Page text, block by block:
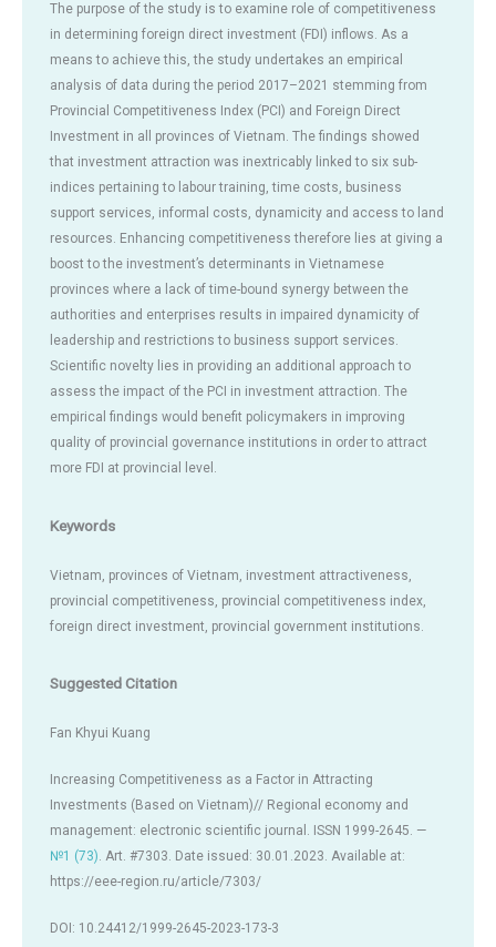
The purpose of the study is to examine role of competitiveness
in determining foreign direct investment (FDI) inflows. As a
means to achieve this, the study undertakes an empirical
analysis of data during the period 2017–2021 stemming from
Provincial Competitiveness Index (PCI) and Foreign Direct
Investment in all provinces of Vietnam. The findings showed
that investment attraction was inextricably linked to six sub-
indices pertaining to labour training, time costs, business
support services, informal costs, dynamicity and access to land
resources. Enhancing competitiveness therefore lies at giving a
boost to the investment’s determinants in Vietnamese
provinces where a lack of time-bound synergy between the
authorities and enterprises results in impaired dynamicity of
leadership and restrictions to business support services.
Scientific novelty lies in providing an additional approach to
assess the impact of the PCI in investment attraction. The
empirical findings would benefit policymakers in improving
quality of provincial governance institutions in order to attract
more FDI at provincial level.
Keywords
Vietnam, provinces of Vietnam, investment attractiveness,
provincial competitiveness, provincial competitiveness index,
foreign direct investment, provincial government institutions.
Suggested Citation
Fan Khyui Kuang
Increasing Competitiveness as a Factor in Attracting
Investments (Based on Vietnam)// Regional economy and
management: electronic scientific journal. ISSN 1999-2645. —
№1 (73). Art. #7303. Date issued: 30.01.2023. Available at:
https://eee-region.ru/article/7303/
DOI: 10.24412/1999-2645-2023-173-3